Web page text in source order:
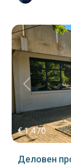
Previous
€ 1,470
Деловен